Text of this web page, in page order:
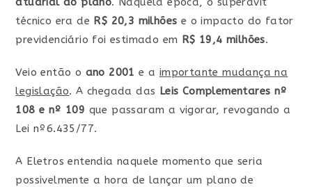
técnico era de R$ 20,3 milhões e o impacto do fator
previdenciário foi estimado em R$ 19,4 milhões.
Veio então o ano 2001 e a importante mudança na
legislação. A chegada das Leis Complementares nº
108 e nº 109 que passaram a vigorar, revogando a
Lei nº6.435/77.
A Eletros entendia naquele momento que seria
possivelmente a hora de lançar um plano de